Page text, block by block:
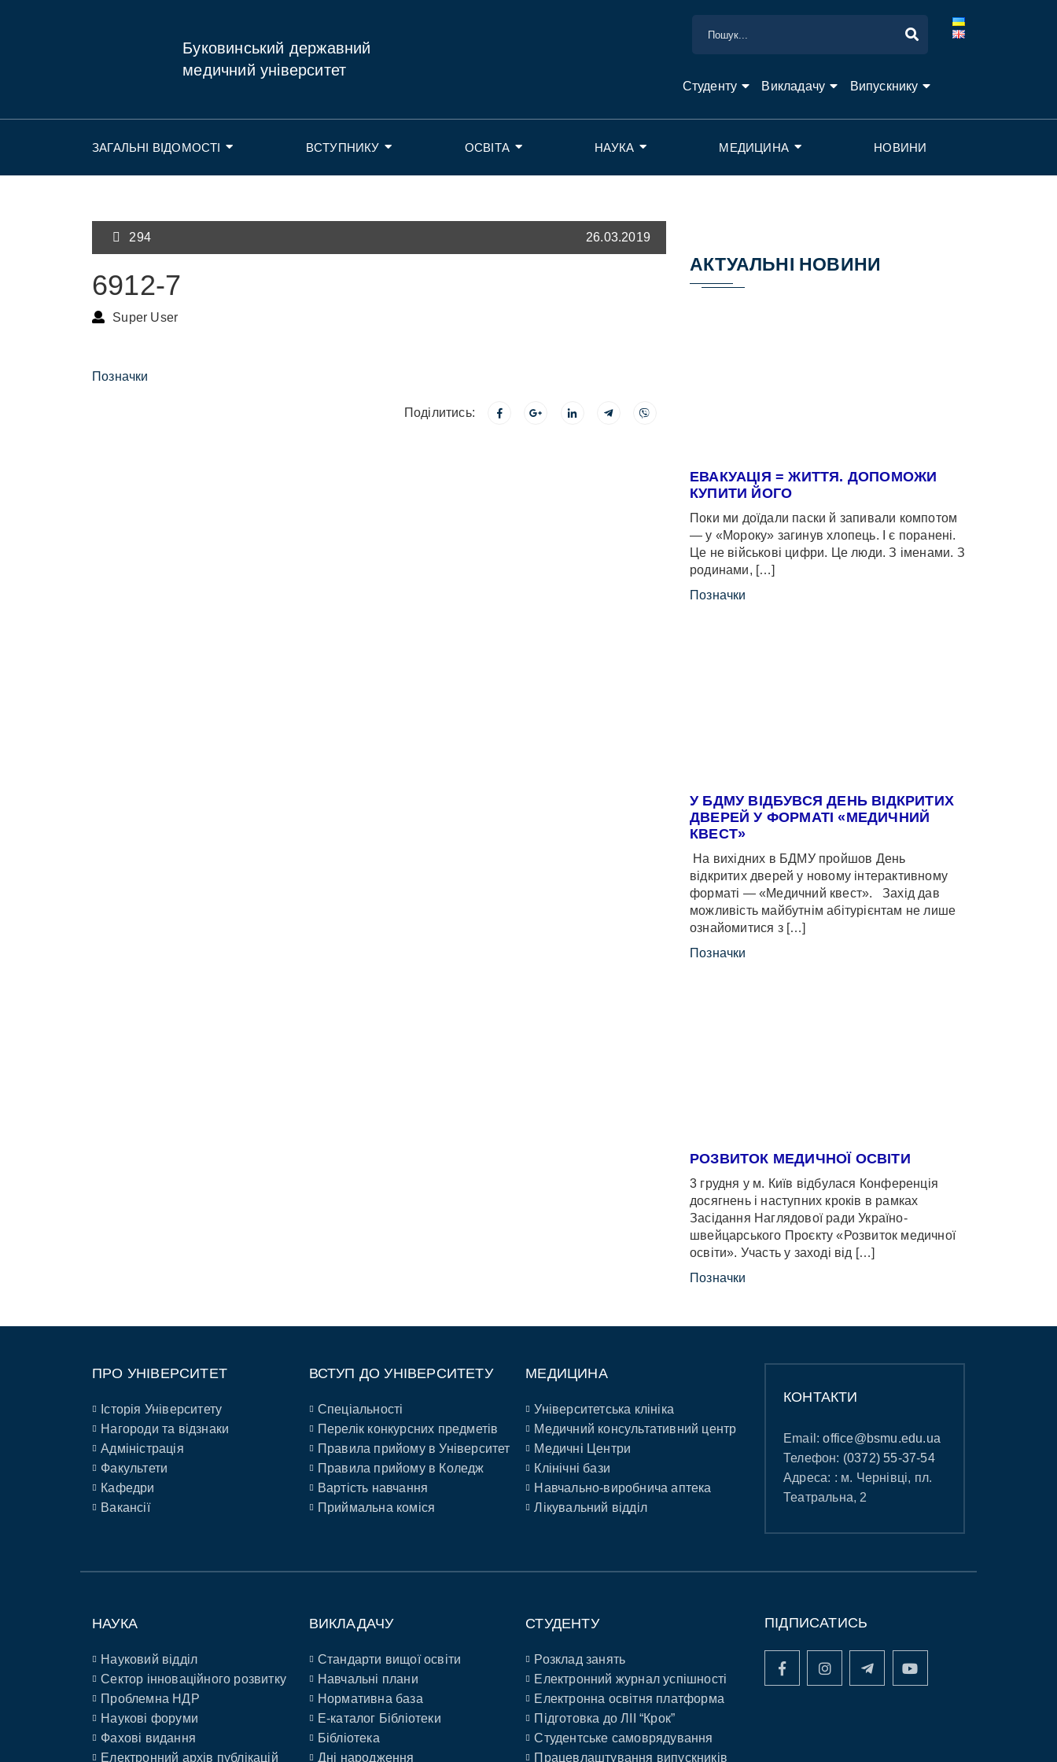
Буковинський державний
медичний університет
Студенту Викладачу Випускнику
ЗАГАЛЬНІ ВІДОМОСТІ ВСТУПНИКУ ОСВІТА НАУКА МЕДИЦИНА НОВИНИ
294 26.03.2019
6912-7
Super User
Позначки
Поділитись:
АКТУАЛЬНІ НОВИНИ
ЕВАКУАЦІЯ = ЖИТТЯ. ДОПОМОЖИ
КУПИТИ ЙОГО
Поки ми доїдали паски й запивали компотом
— у «Мороку» загинув хлопець. І є поранені.
Це не військові цифри. Це люди. З іменами. З
родинами, […]
Позначки
У БДМУ ВІДБУВСЯ ДЕНЬ ВІДКРИТИХ
ДВЕРЕЙ У ФОРМАТІ «МЕДИЧНИЙ
КВЕСТ»
На вихідних в БДМУ пройшов День
відкритих дверей у новому інтерактивному
форматі — «Медичний квест». Захід дав
можливість майбутнім абітурієнтам не лише
ознайомитися з […]
Позначки
РОЗВИТОК МЕДИЧНОЇ ОСВІТИ
3 грудня у м. Київ відбулася Конференція
досягнень і наступних кроків в рамках
Засідання Наглядової ради Україно-
швейцарського Проєкту «Розвиток медичної
освіти». Участь у заході від […]
Позначки
ПРО УНІВЕРСИТЕТ
Історія Університету
Нагороди та відзнаки
Адміністрація
Факультети
Кафедри
Вакансії
ВСТУП ДО УНІВЕРСИТЕТУ
Спеціальності
Перелік конкурсних предметів
Правила прийому в Університет
Правила прийому в Коледж
Вартість навчання
Приймальна коміся
МЕДИЦИНА
Університетська клініка
Медичний консультативний центр
Медичні Центри
Клінічні бази
Навчально-виробнича аптека
Лікувальний відділ
КОНТАКТИ
Email:office@bsmu.edu.ua
Телефон: (0372) 55-37-54
Адреса: : м. Чернівці, пл.
Театральна, 2
НАУКА
Науковий відділ
Сектор інноваційного розвитку
Проблемна НДР
Наукові форуми
Фахові видання
Електронний архів публікацій
ВИКЛАДАЧУ
Стандарти вищої освіти
Навчальні плани
Нормативна база
E-каталог Бібліотеки
Бібліотека
Дні народження
СТУДЕНТУ
Розклад занять
Електронний журнал успішності
Електронна освітня платформа
Підготовка до ЛІІ “Крок”
Студентське самоврядування
Працевлаштування випускників
ПІДПИСАТИСЬ